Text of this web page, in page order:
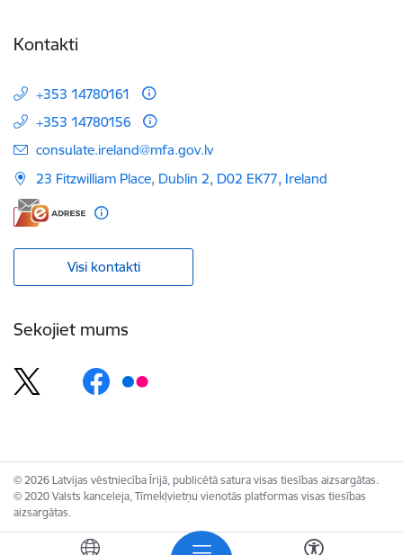
Kontakti
+353 14780161
+353 14780156
E-pasts:
consulate.ireland@mfa.gov.lv
23 Fitzwilliam Place, Dublin 2, D02 EK77, Ireland
Visi kontakti
Sekojiet mums
© 2026 Latvijas vēstniecība Īrijā, publicētā satura visas tiesības aizsargātas.
© 2020 Valsts kanceleja, Tīmekļvietņu vienotās platformas visas tiesības
aizsargātas.